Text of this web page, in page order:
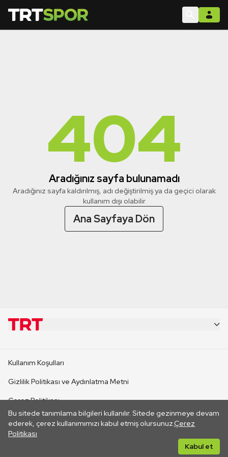
404
Aradığınız sayfa bulunamadı
Aradığınız sayfa kaldırılmış, adı değiştirilmiş ya da geçici olarak
kullanım dışı olabilir
Ana Sayfaya Dön
Bu sitede tanımlama bilgileri kullanılır. Sitede gezinmeye devam
ederek, çerez kullanımımızı kabul etmiş olursunuz.Çerez
Politikası
Kabul et
CANLI YAYINLAR
Kullanım Koşulları
Gizlilik Politikası ve Aydınlatma Metni
Çerez Politikası
İletişim
Her hakkı saklıdır. ©2026 TRT. Bağlantı yoluyla gidilen dış